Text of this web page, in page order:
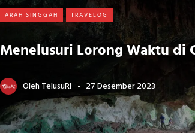
ARAH SINGGAH TRAVELOG
Menelusuri Lorong Waktu di
OlehTelusuRI 27 Desember 2023